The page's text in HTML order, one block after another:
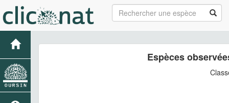
Espèces